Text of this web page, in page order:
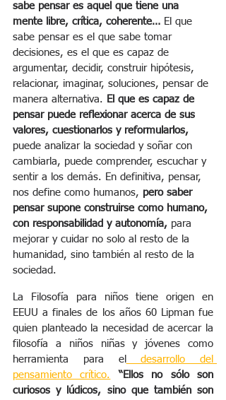
sabe pensar es aquel que tiene una
mente libre, crítica, coherente… El que
sabe pensar es el que sabe tomar
decisiones, es el que es capaz de
argumentar, decidir, construir hipótesis,
relacionar, imaginar, soluciones, pensar de
manera alternativa. El que es capaz de
pensar puede reflexionar acerca de sus
valores, cuestionarlos y reformularlos,
puede analizar la sociedad y soñar con
cambiarla, puede comprender, escuchar y
sentir a los demás. En definitiva, pensar,
nos define como humanos, pero saber
pensar supone construirse como humano,
con responsabilidad y autonomía, para
mejorar y cuidar no solo al resto de la
humanidad, sino también al resto de la
sociedad.
La Filosofía para niños tiene origen en
EEUU a finales de los años 60 Lipman fue
quien planteado la necesidad de acercar la
filosofía a niños niñas y jóvenes como
herramienta para el
desarrollo del
pensamiento crítico.
“Ellos no sólo son
curiosos y lúdicos, sino que también son